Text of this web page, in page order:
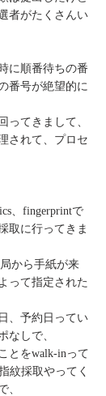
者がたくさんい
に順番待ちの番
番号が絶望的に
ってきまして、
されて、プロセ
、fingerprintで
取に行ってきま
から手紙が来
って指定された
、予約日ってい
なしで、
とをwalk-inって
紋採取やってく
、